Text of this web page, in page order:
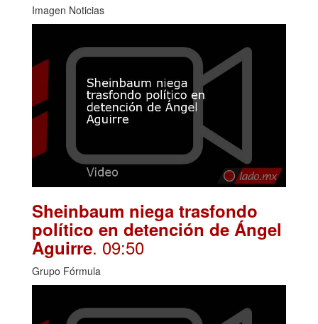
Imagen Noticias
Sheinbaum niega trasfondo
político en detención de Ángel
Aguirre. 09:50
Grupo Fórmula